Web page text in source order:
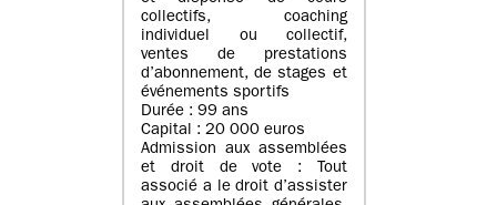
collectifs, coaching
individuel ou collectif,
ventes de prestations
d’abonnement, de stages et
événements sportifs
Durée : 99 ans
Capital : 20 000 euros
Admission aux assemblées
et droit de vote : Tout
associé a le droit d’assister